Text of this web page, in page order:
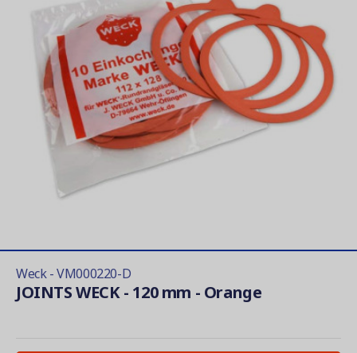
Weck - VM000220-D
JOINTS WECK - 120 mm - Orange